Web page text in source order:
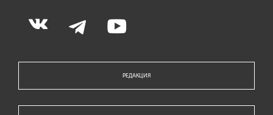
РЕДАКЦИЯ